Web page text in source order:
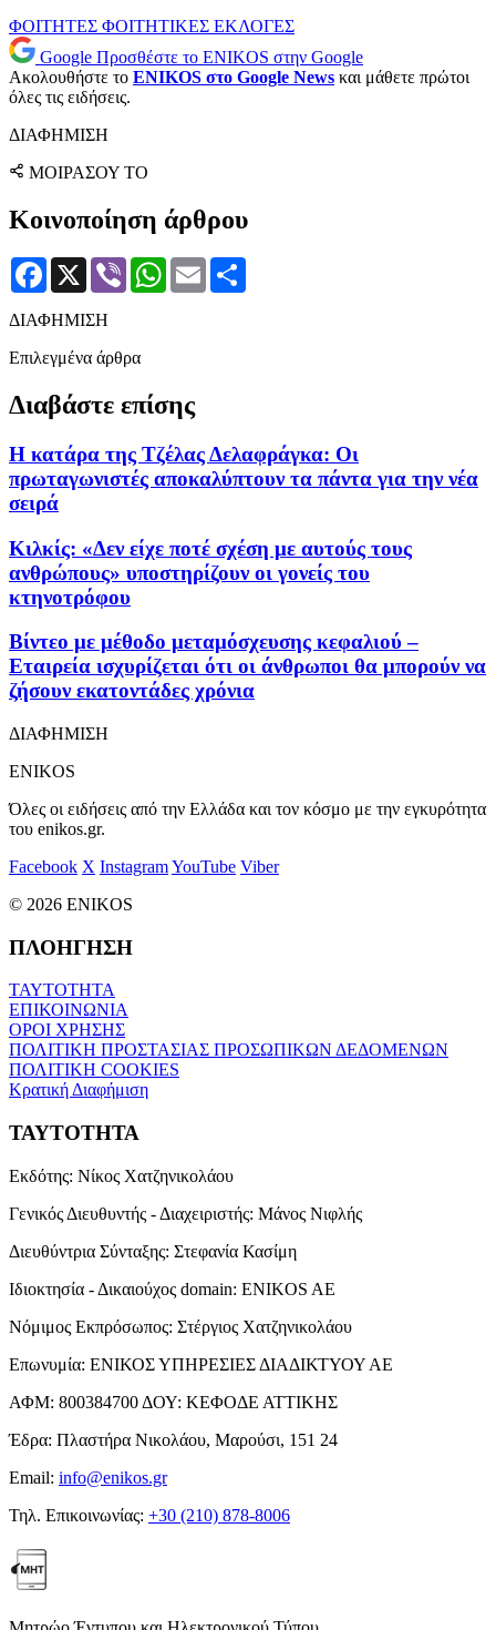
ΦΟΙΤΗΤΕΣ ΦΟΙΤΗΤΙΚΕΣ ΕΚΛΟΓΕΣ
Google Προσθέστε το ENIKOS στην Google
Ακολουθήστε το ENIKOS στο Google News και μάθετε πρώτοι
όλες τις ειδήσεις.
ΔΙΑΦΗΜΙΣΗ
ΜΟΙΡΑΣΟΥ ΤΟ
Κοινοποίηση άρθρου
Facebook
X Viber WhatsApp
Email
ΔΙΑΦΗΜΙΣΗ
Επιλεγμένα άρθρα
Διαβάστε επίσης
Η κατάρα της Τζέλας Δελαφράγκα: Οι
πρωταγωνιστές αποκαλύπτουν τα πάντα για την νέα
σειρά
Κιλκίς: «Δεν είχε ποτέ σχέση με αυτούς τους
ανθρώπους» υποστηρίζουν οι γονείς του
κτηνοτρόφου
Βίντεο με μέθοδο μεταμόσχευσης κεφαλιού –
Εταιρεία ισχυρίζεται ότι οι άνθρωποι θα μπορούν να
ζήσουν εκατοντάδες χρόνια
ΔΙΑΦΗΜΙΣΗ
ENIKOS
Όλες οι ειδήσεις από την Ελλάδα και τον κόσμο με την εγκυρότητα
του enikos.gr.
Facebook X InstagramYouTube Viber
© 2026 ENIKOS
ΠΛΟΗΓΗΣΗ
ΤΑΥΤΟΤΗΤΑ
ΕΠΙΚΟΙΝΩΝΙΑ
ΟΡΟΙ ΧΡΗΣΗΣ
ΠΟΛΙΤΙΚΗ ΠΡΟΣΤΑΣΙΑΣ ΠΡΟΣΩΠΙΚΩΝ ΔΕΔΟΜΕΝΩΝ
ΠΟΛΙΤΙΚΗ COOKIES
Κρατική Διαφήμιση
ΤΑΥΤΟΤΗΤΑ
Εκδότης: Νίκος Χατζηνικολάου
Γενικός Διευθυντής - Διαχειριστής: Μάνος Νιφλής
Διευθύντρια Σύνταξης: Στεφανία Κασίμη
Ιδιοκτησία - Δικαιούχος domain: ENIKOS AE
Νόμιμος Εκπρόσωπος: Στέργιος Χατζηνικολάου
Επωνυμία: ΕΝΙΚΟΣ ΥΠΗΡΕΣΙΕΣ ΔΙΑΔΙΚΤΥΟΥ ΑΕ
ΑΦΜ: 800384700 ΔΟΥ: ΚΕΦΟΔΕ ΑΤΤΙΚΗΣ
Έδρα: Πλαστήρα Νικολάου, Μαρούσι, 151 24
Email: info@enikos.gr
Τηλ. Επικοινωνίας: +30 (210) 878-8006